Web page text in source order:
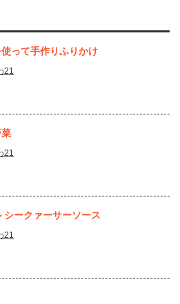
って⼿作りふりかけ
21
21
シークァーサーソース
21